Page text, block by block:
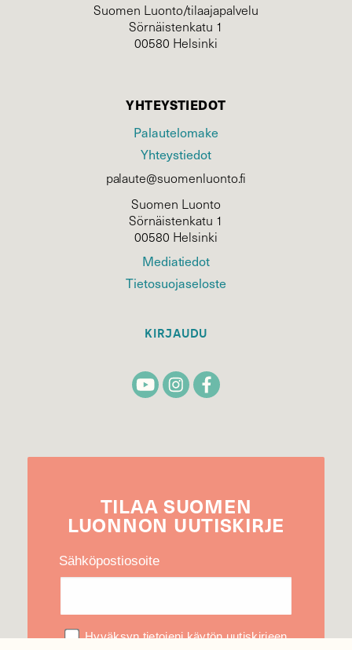
Suomen Luonto/tilaajapalvelu
Sörnäistenkatu 1
00580 Helsinki
YHTEYSTIEDOT
Palautelomake
Yhteystiedot
palaute@suomenluonto.fi
Suomen Luonto
Sörnäistenkatu 1
00580 Helsinki
Mediatiedot
Tietosuojaseloste
KIRJAUDU
TILAA SUOMEN
LUONNON UUTIS­KIRJE
Sähköpostiosoite
Hyväksyn tietojeni käytön uutiskirjeen